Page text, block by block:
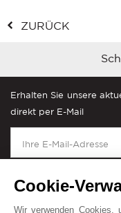
ZURÜCK
Erhalten Sie unsere
direkt per E-Mail
Cookie-
Wir verwenden Cookies,